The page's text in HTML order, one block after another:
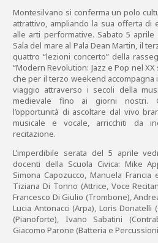
Montesilvano si conferma un polo
attrattivo, ampliando la sua offerta di
alle arti performative. Sabato 5
Sala del mare al Pala Dean Martin, il
quattro “lezioni concerto” della
“Modern Revolution: Jazz e Pop nel
che per il terzo weekend
viaggio attraverso i secoli della
medievale fino ai giorni nostri.
l’opportunità di ascoltare dal vivo
musicale e vocale, arricchiti da
recitazione.
L’imperdibile serata del 5 aprile
docenti della Scuola Civica: Mike
Simona Capozucco, Manuela Francia
Tiziana Di Tonno (Attrice, Voce
Francesco Di Giulio (Trombone),
Lucia Antonacci (Arpa), Loris Donatelli
(Pianoforte), Ivano Sabatini
Giacomo Parone (Batteria e